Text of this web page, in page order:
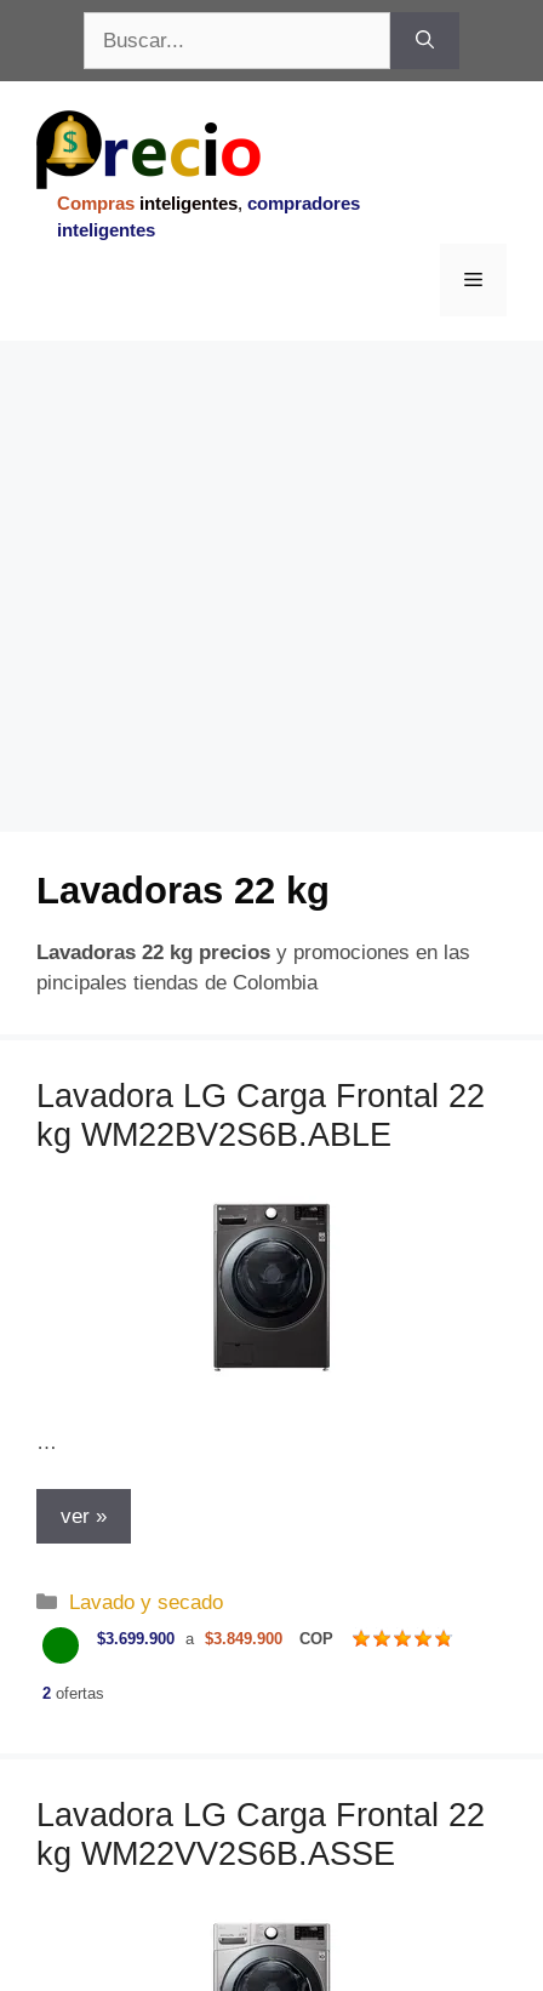
contenido
Compras inteligentes, compradores
inteligentes
Menu
Lavadoras 22 kg
Lavadoras 22 kg precios y promociones en las
pincipales tiendas de Colombia
Lavadora LG Carga Frontal 22
kg WM22BV2S6B.ABLE
…
ver »
C
a
t
e
í
s
Lavado y secado
$3.699.900 a $3.849.900 COP
2 ofertas
Lavadora LG Carga Frontal 22
kg WM22VV2S6B.ASSE